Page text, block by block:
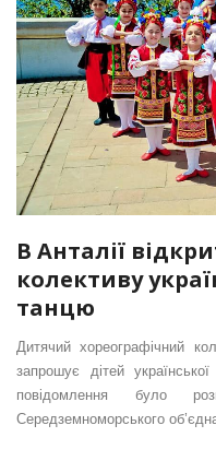
В Анталії
колективу
танцю
Дитячий хореографічний
запрошує дітей
повідомлення було
Середземноморського